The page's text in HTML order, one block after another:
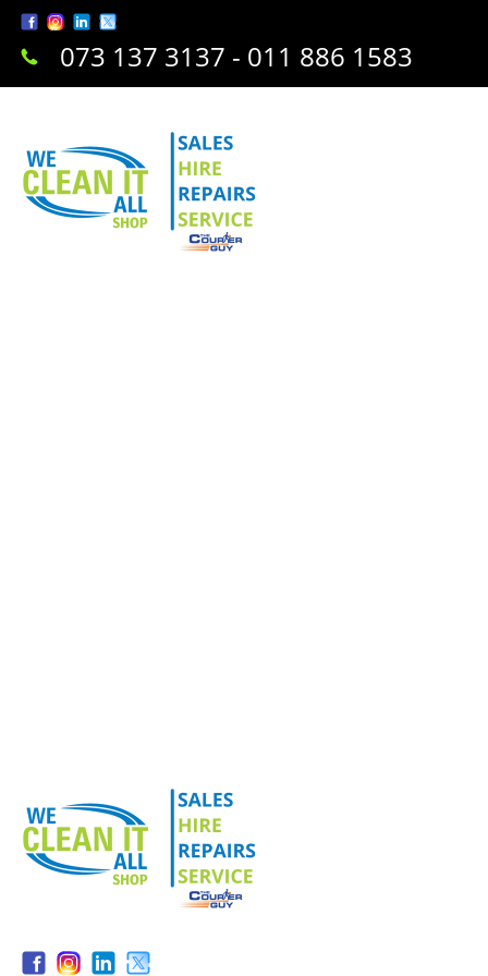
073 137 3137 - 011 886 1583